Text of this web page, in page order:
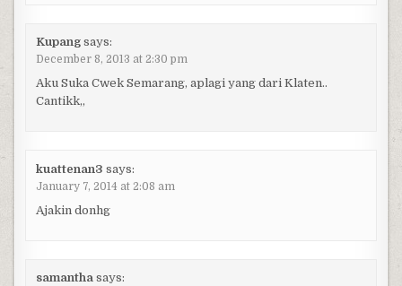
Kupang says:
December 8, 2013 at 2:30 pm
Aku Suka Cwek Semarang, aplagi yang dari Klaten..
Cantikk,,
kuattenan3 says:
January 7, 2014 at 2:08 am
Ajakin donhg
samantha says: